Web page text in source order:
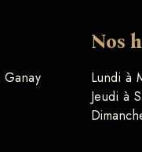
Nos
Lundi à
Jeudi à